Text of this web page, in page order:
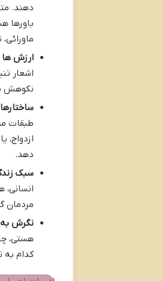
دهند.
باورها
ارزش ها
اشعار
نکوهش
طبقات
دهد.
سبک
مردمان
نگرش به
هستی،
کدام به